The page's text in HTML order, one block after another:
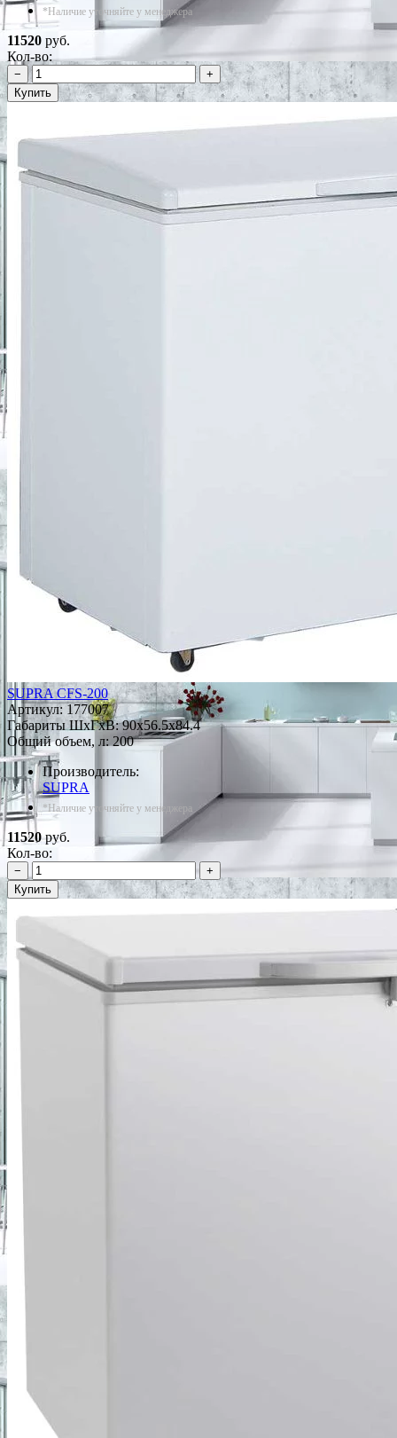
*Наличие уточняйте у менеджера
11520 руб.
Кол-во:
−
+
Купить
SUPRA CFS-200
Артикул:177007
Габариты ШxГxВ: 90x56.5x84.4
Общий объем, л: 200
Производитель:
SUPRA
*Наличие уточняйте у менеджера
11520руб.
Кол-во:
−
+
Купить